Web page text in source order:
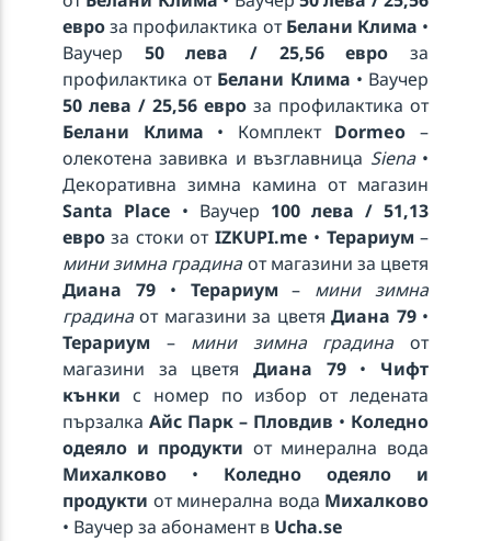
евроза профилактика отБелани Клима •
Ваучер 50 лева / 25,56 евро за
профилактика от Белани Клима • Ваучер
50 лева / 25,56 евро за профилактика от
Белани Клима • Комплект Dormeo –
олекотена завивка и възглавница Siena•
Декоративна зимна камина от магазин
Santa Place • Ваучер 100 лева / 51,13
евро за стоки от IZKUPI.me • Терариум–
мини зимна градинаот магазини за цветя
Диана 79• Терариум– мини зимна
градинаот магазини за цветяДиана 79•
Терариум – мини зимна градинаот
магазини за цветя Диана 79• Чифт
кънки с номер по избор от ледената
пързалка Айс Парк – Пловдив • Коледно
одеяло и продукти от минерална вода
Михалково • Коледно одеяло и
продукти от минерална вода Михалково
• Ваучер за абонамент в Ucha.se